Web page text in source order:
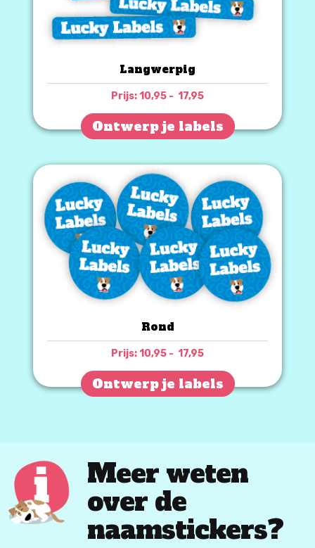
Langwerpig
Prijs:10,95 - 17,95Prijsklasse:
€ 17,95
Ontwerp je labels
Rond
Prijs:10,95 - 17,95Prijsklasse:
€ 17,95
Ontwerp je labels
Meer weten
over de
naamstickers?